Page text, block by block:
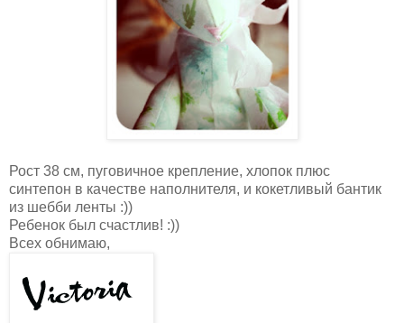
Рост 38 см, пуговичное крепление, хлопок плюс
синтепон в качестве наполнителя, и кокетливый бантик
из шебби ленты :))
Ребенок был счастлив! :))
Всех обнимаю,